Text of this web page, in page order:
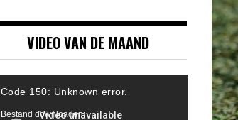
VIDEO VAN DE MAAND
Code 150: Unknown error.
Bestand downloaden: